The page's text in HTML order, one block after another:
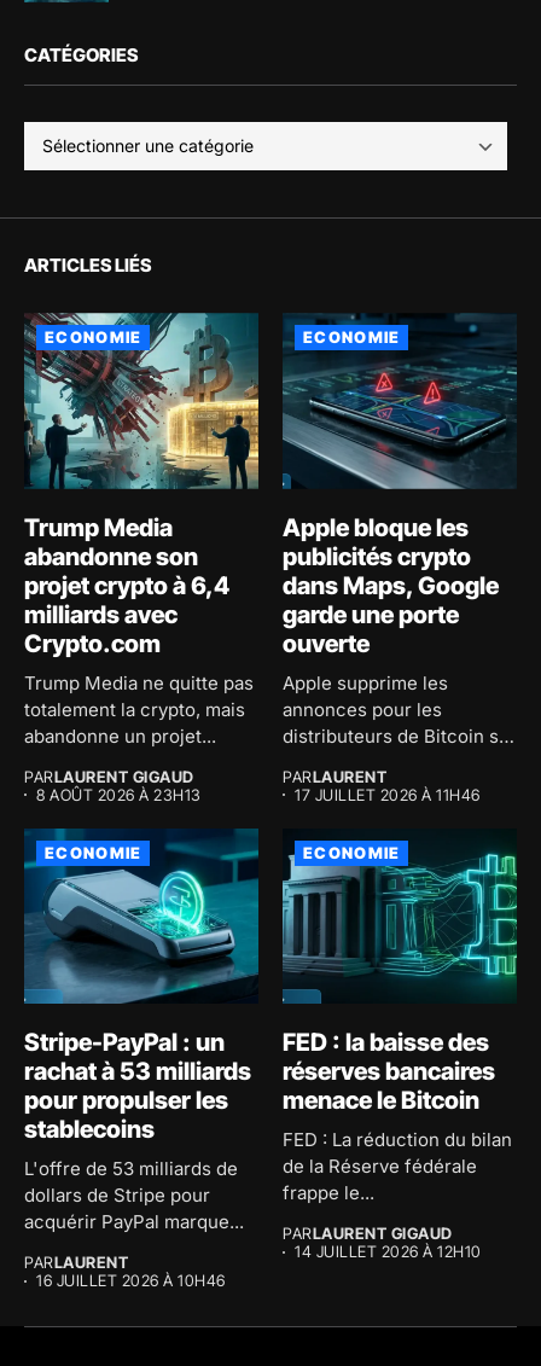
CATÉGORIES
ARTICLES LIÉS
ECONOMIE
Trump Media
abandonne son
projet crypto à 6,4
milliards avec
Crypto.com
Trump Media ne quitte pas
totalement la crypto, mais
abandonne un projet...
PARLAURENT GIGAUD
8 AOÛT 2026 À 23H13
ECONOMIE
Apple bloque les
publicités crypto
dans Maps, Google
garde une porte
ouverte
Apple supprime les
annonces pour les
distributeurs de Bitcoin sur
PARLAURENT
17 JUILLET 2026 À 11H46
ECONOMIE
Stripe-PayPal : un
rachat à 53 milliards
pour propulser les
stablecoins
L'offre de 53 milliards de
dollars de Stripe pour
acquérir PayPal marque...
PARLAURENT
16 JUILLET 2026 À 10H46
ECONOMIE
FED : la baisse des
réserves bancaires
menace le Bitcoin
FED : La réduction du bilan
de la Réserve fédérale
frappe le...
PARLAURENT GIGAUD
14 JUILLET 2026 À 12H10